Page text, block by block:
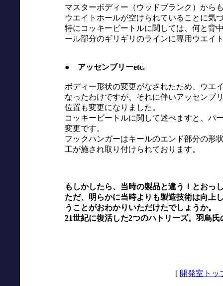
マスターボディー（ウッドブランク）から
ウエイトホールが空けられていることに気
特にコッキービートルに関しては、何と背
ール部分のギリギリのラインに専用ウエイ
● アッセンブリーetc.
ボディー形状の変更がなされたため、ウエ
なったわけですが、それに伴いアッセンブ
位置も変更になりました。
コッキービートルに関して述べますと、パ
変更です。
フックハンガーはキールのエンド部分の形
工が施され取り付けられております。
もしかしたら、当時の製品と違う！とおっ
ただ、明らかに当時よりも製造技術は向上
うことがおわかりいただけたでしょうか。
21世紀に復活した2つのハトリーズ。羽鳥
[ 開発室トッ